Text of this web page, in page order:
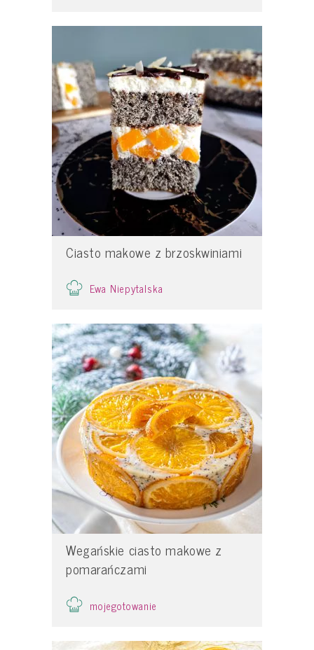
Ciasto makowe z brzoskwiniami
Ewa Niepytalska
Wegańskie ciasto makowe z
pomarańczami
mojegotowanie